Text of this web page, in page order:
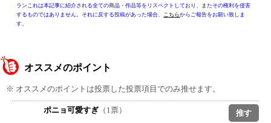
ランこれは本記事に紹介される全ての商品・作品等をリスペクトしており、またその権利を侵害
するものではありません。それに反する投稿があった場合、 こちらからご報告をお願い致しま
す。
オススメのポイント
※ オススメのポイントは投票した投票項目でのみ推せます。
ポニョ可愛すぎ （1票）